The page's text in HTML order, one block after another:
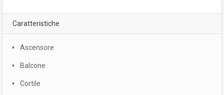
Caratteristiche
Ascensore
Balcone
Cortile